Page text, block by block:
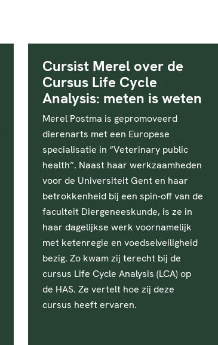
Cursist Merel over de
Cursus Life Cycle
Analysis: meten is weten
Merel Postma is gepromoveerd
dierenarts met een Europese
specialisatie in “Veterinary public
health”. Naast haar werkzaamheden
voor de Universiteit Gent en haar
betrokkenheid bij een spin-off van de
faculteit Diergeneeskunde, is ze in
haar dagelijkse werk voornamelijk
met ketenregie en voedselveiligheid
bezig. Zo kwam zij terecht bij de
cursus Life Cycle Analysis (LCA) op
de HAS. Ze vertelt hoe zij deze
cursus heeft ervaren.